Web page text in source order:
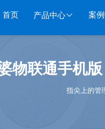
首页 产品中心
家婆服装DRP 千方百剂医
管家婆汽配
案
物联通手机
指尖上的管